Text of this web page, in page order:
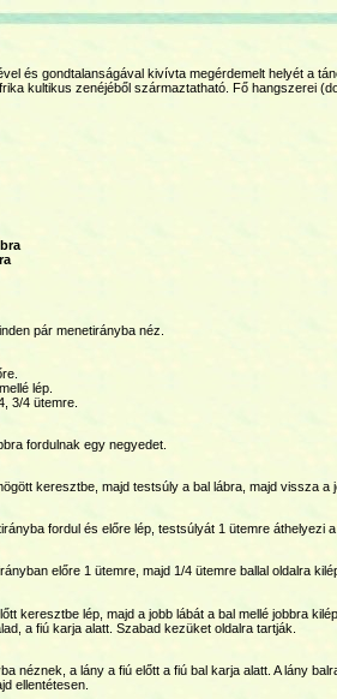
és gondtalanságával kivívta megérdemelt helyét a
kultikus zenéjéből származtatható. Fő hangszerei
pár menetirányba néz.
lép.
3/4 ütemre.
fordulnak egy negyedet.
keresztbe, majd testsúly a bal lábra, majd vissza a
fordul és előre lép, testsúlyát 1 ütemre
előre 1 ütemre, majd 1/4 ütemre ballal oldalra
keresztbe lép, majd a jobb lábát a bal mellé jobbra
a fiú karja alatt. Szabad kezüket oldalra tartják.
néznek, a lány a fiú előtt a fiú bal karja alatt. A lány
ellentétesen.